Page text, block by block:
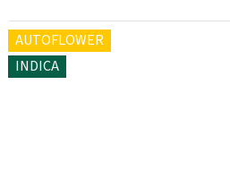
AUTOFLOWER
INDICA